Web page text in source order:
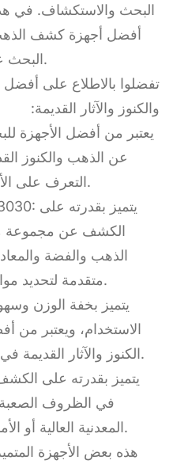
البحث والاستكشاف. في
أفضل أجهزة كشف
البحث عن الكنوز والآثار القديمة.
تفضلوا بالاطلاع على
والكنوز والآثار القديمة:
عن الذهب والكنوز
التعرف على الأهداف الصغيرة والعميقة.
الكشف عن مجموعة
الذهب والفضة
متقدمة لتحديد مواقع الأهداف تحت الأرض.
الاستخدام، ويعتبر من
الكنوز والآثار القديمة في الأماكن الصعبة الوصول.
في الظروف الصعبة
المعدنية العالية أو الأماكن ذات الرطوبة العالية.
هذه بعض الأجهزة